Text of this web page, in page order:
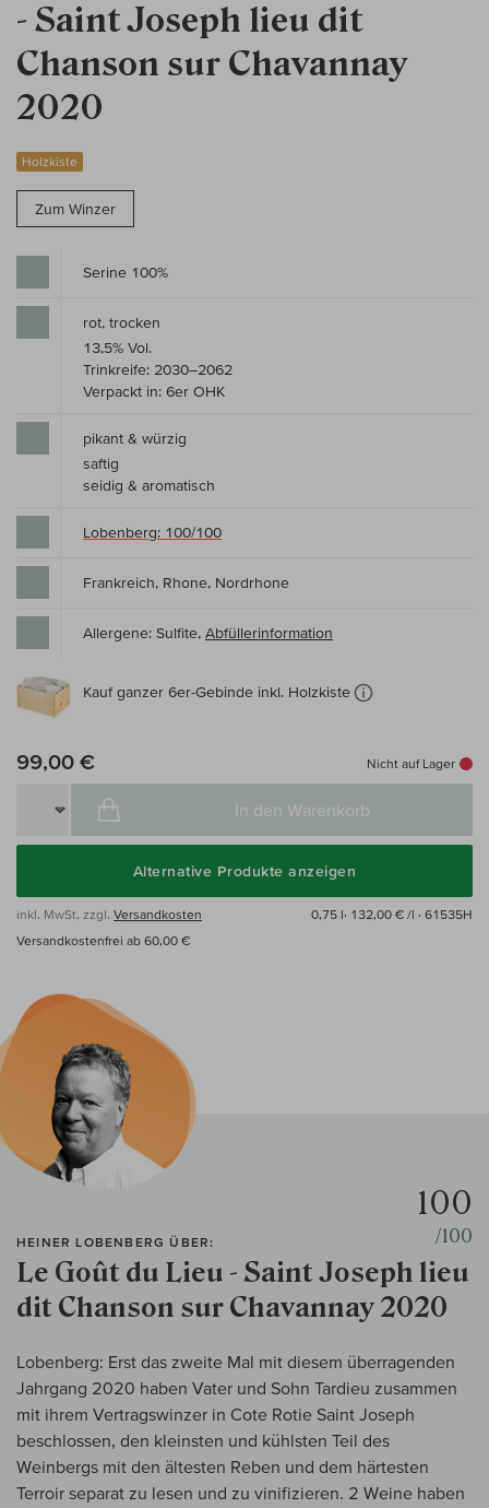
- Saint Joseph lieu dit
Chanson sur Chavannay
2020
Holzkiste
Zum Winzer
Serine 100%
rot, trocken
13,5% Vol.
Trinkreife: 2030–2062
Verpackt in: 6er OHK
pikant & würzig
saftig
seidig & aromatisch
Lobenberg: 100/100
Frankreich, Rhone, Nordrhone
Allergene: Sulfite, Abfüllerinformation
Kauf ganzer 6er-Gebinde inkl. Holzkiste
99,00 € Nicht auf Lager
In den Warenkorb
Alternative Produkte anzeigen
inkl. MwSt, zzgl. Versandkosten 0,75 l· 132,00 € /l · 61535H
Versandkostenfrei ab 60,00 €
HEINER LOBENBERG ÜBER:
Le Goût du Lieu - Saint Joseph lieu
dit Chanson sur Chavannay 2020
100
/100
Lobenberg: Erst das zweite Mal mit diesem überragenden
Jahrgang 2020 haben Vater und Sohn Tardieu zusammen
mit ihrem Vertragswinzer in Cote Rotie Saint Joseph
beschlossen, den kleinsten und kühlsten Teil des
Weinbergs mit den ältesten Reben und dem härtesten
Terroir separat zu lesen und zu vinifizieren. 2 Weine haben